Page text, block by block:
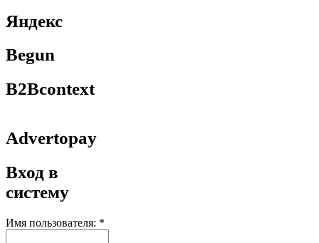
Яндекс
Begun
B2Bcontext
Advertopay
Вход в
систему
Имя пользователя: *